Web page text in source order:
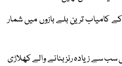
کامیاب ترین بلے بازوں میں شمار
سے زیادہ رنز بنانے والے کھلاڑی